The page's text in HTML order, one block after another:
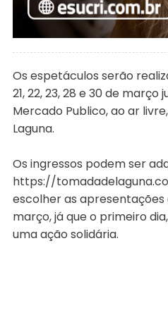
Os espetáculos serão
21, 22, 23, 28 e 30 de março
Mercado Publico, ao ar
Laguna.
Os ingressos podem ser
https://
escolher as apresentações
março, já que o primeiro
uma ação solidária.